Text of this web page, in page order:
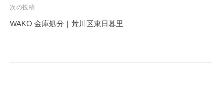
ビ
ゲ
次の投稿
WAKO 金庫処分｜荒川区東日暮里